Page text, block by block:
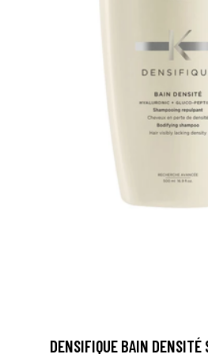
DENSIFIQUE BAIN DENSITÉ